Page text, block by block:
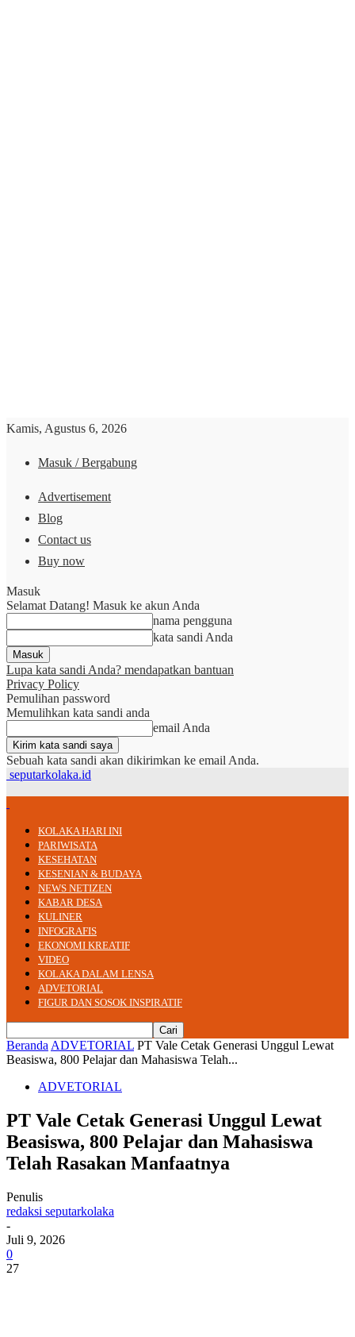
Kamis, Agustus 6, 2026
Masuk / Bergabung
Advertisement
Blog
Contact us
Buy now
Masuk
Selamat Datang! Masuk ke akun Anda
nama pengguna
kata sandi Anda
Lupa kata sandi Anda? mendapatkan bantuan
Privacy Policy
Pemulihan password
Memulihkan kata sandi anda
email Anda
Sebuah kata sandi akan dikirimkan ke email Anda.
seputarkolaka.id
KOLAKA HARI INI
PARIWISATA
KESEHATAN
KESENIAN & BUDAYA
NEWS NETIZEN
KABAR DESA
KULINER
INFOGRAFIS
EKONOMI KREATIF
VIDEO
KOLAKA DALAM LENSA
ADVETORIAL
FIGUR DAN SOSOK INSPIRATIF
Beranda ADVETORIAL PT Vale Cetak Generasi Unggul Lewat
Beasiswa, 800 Pelajar dan Mahasiswa Telah...
ADVETORIAL
PT Vale Cetak Generasi Unggul Lewat
Beasiswa, 800 Pelajar dan Mahasiswa
Telah Rasakan Manfaatnya
Penulis
redaksi seputarkolaka
-
Juli 9, 2026
0
27